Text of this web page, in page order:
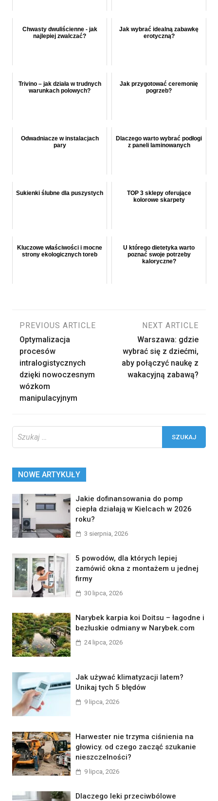
Chwasty dwuliścienne - jak
najlepiej zwalczać?
Jak wybrać idealną zabawkę
erotyczną?
Trivino – jak działa w trudnych
warunkach polowych?
Jak przygotować ceremonię
pogrzeb?
Odwadniacze w instalacjach
pary
Dlaczego warto wybrać podłogi
z paneli laminowanych
Sukienki ślubne dla puszystych
TOP 3 sklepy oferujące
kolorowe skarpety
Kluczowe właściwości i mocne
strony ekologicznych toreb
U którego dietetyka warto
poznać swoje potrzeby
kaloryczne?
Nawigacja
wpisu
PREVIOUS ARTICLE
Optymalizacja
procesów
intralogistycznych
dzięki nowoczesnym
wózkom
manipulacyjnym
NEXT ARTICLE
Warszawa: gdzie
wybrać się z dziećmi,
aby połączyć naukę z
wakacyjną zabawą?
NOWE ARTYKUŁY
Jakie dofinansowania do pomp
ciepła działają w Kielcach w 2026
roku?
3 sierpnia, 2026
5 powodów, dla których lepiej
zamówić okna z montażem u jednej
firmy
30 lipca, 2026
Narybek karpia koi Doitsu – łagodne i
bezłuskie odmiany w Narybek.com
24 lipca, 2026
Jak używać klimatyzacji latem?
Unikaj tych 5 błędów
9 lipca, 2026
Harwester nie trzyma ciśnienia na
głowicy. od czego zacząć szukanie
nieszczelności?
9 lipca, 2026
Dlaczego leki przeciwbólowe